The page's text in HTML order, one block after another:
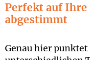
Perfekt auf Ihre
abgestimmt
Genau hier